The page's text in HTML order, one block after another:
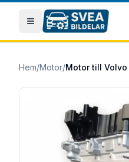
Hoppa till huvudinnehåll
Öppna meny
Hem/Motor/